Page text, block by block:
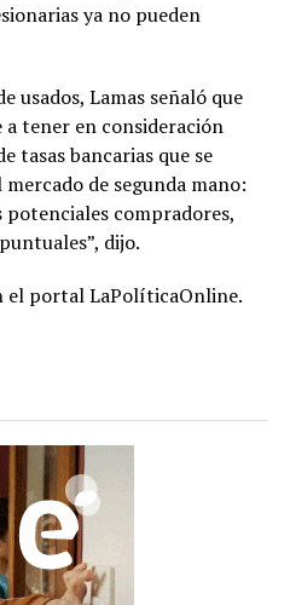
ya no pueden
usados, Lamas señaló que
tener en consideración
tasas bancarias que se
de segunda mano:
potenciales compradores,
dijo.
el portal LaPolíticaOnline.